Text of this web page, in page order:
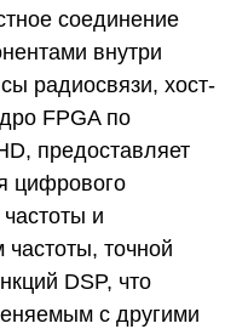
соединение
внутри
радиосвязи, хост-
FPGA по
предоставляет
цифрового
и
точной
DSP, что
с другими